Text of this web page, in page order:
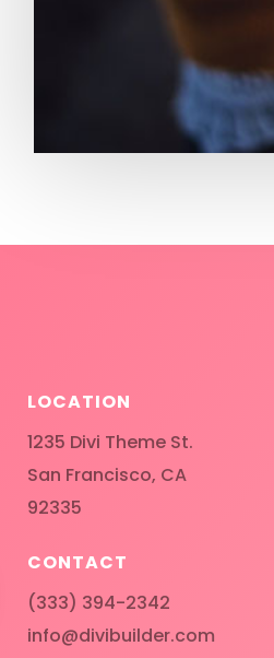
LOCATION
1235 Divi Theme St.
San Francisco, CA
92335
CONTACT
(333) 394-2342
info@divibuilder.com